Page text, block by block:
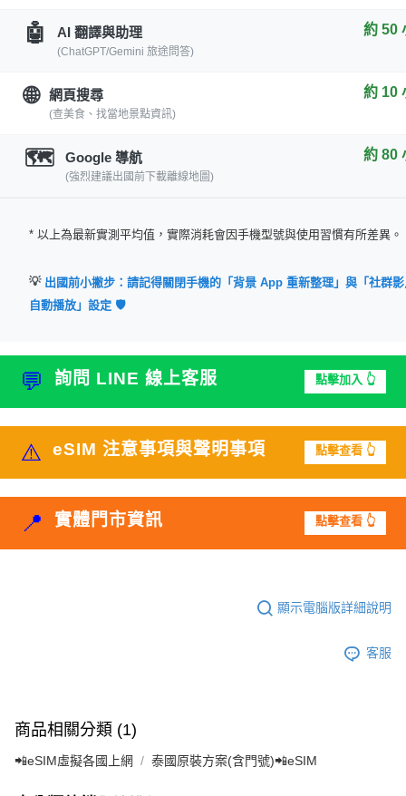
🤖 AI 翻譯與助理
(ChatGPT/Gemini 旅途問答)
約 50
🌐 網頁搜尋
(查美食、找當地景點資訊)
約 10
🗺️ Google 導航
(強烈建議出國前下載離線地圖)
約 80
* 以上為最新實測平均值，實際消耗會因手機型號與使用習慣有所差異。
💡 出國前小撇步：請記得關閉手機的「背景 App 重新整理」與「社群
自動播放」設定 🛡️
💬 詢問 LINE 線上客服 點擊加入 👆
⚠️ eSIM 注意事項與聲明事項 點擊查看 👆
📍 實體門市資訊 點擊查看 👆
顯示電腦版詳細說明
客服
商品相關分類 (1)
📲eSIM虛擬各國上網 泰國原裝方案(含門號)📲eSIM